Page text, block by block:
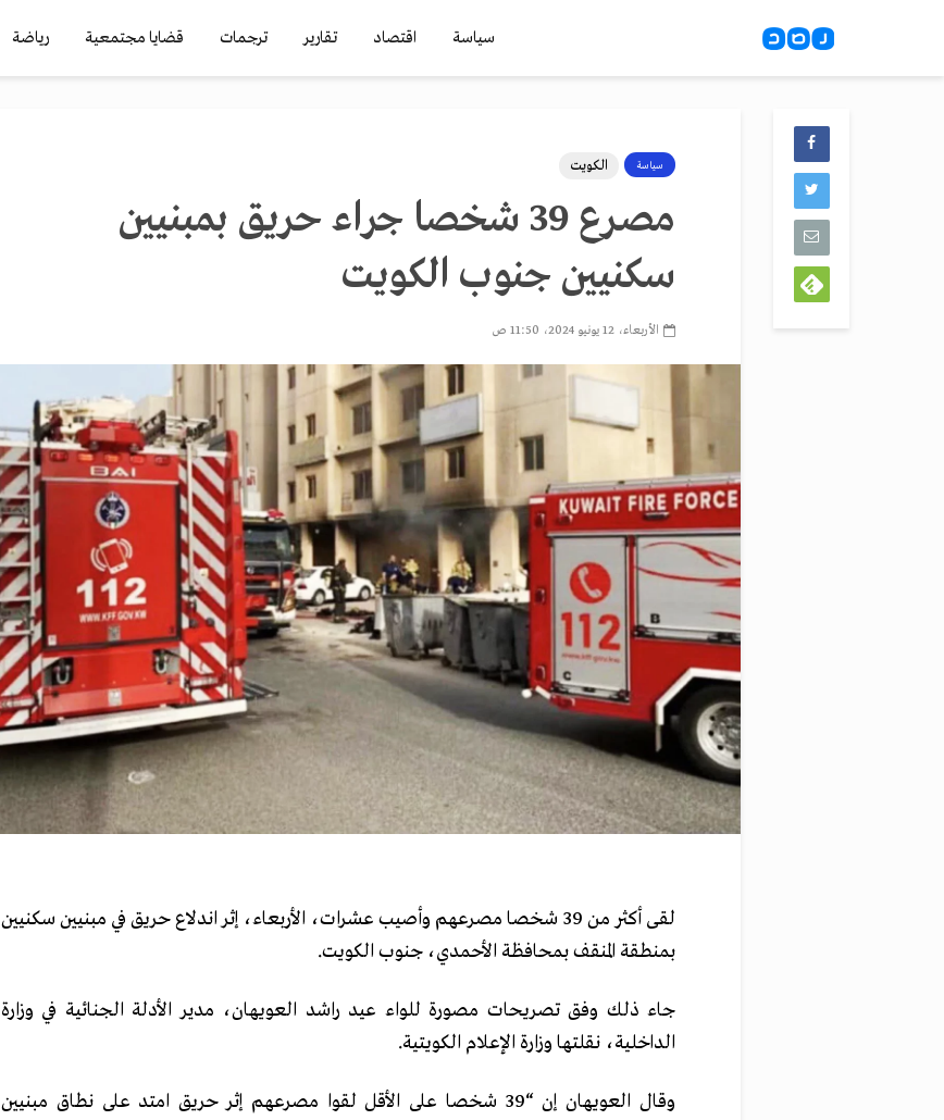
سياسة اقتصاد تقارير ترجمات قضايا مجتمعية رياضة
سياسة الكويت
مصرع 39 شخصا جراء حريق بمبنيين
سكنيين جنوب الكويت
الأربعاء، 12 يونيو 2024، 11:50 ص
لقى أكثر من 39 شخصا مصرعهم وأصيب عشرات، الأربعاء، إثر اندلاع حريق في مبنيين سكنيين
بمنطقة المنقف بمحافظة الأحمدي، جنوب الكويت.
جاء ذلك وفق تصريحات مصورة للواء عيد راشد العويهان، مدير الأدلة الجنائية في وزارة
الداخلية، نقلتها وزارة الإعلام الكويتية.
وقال العويهان إن “39 شخصا على الأقل لقوا مصرعهم إثر حريق امتد على نطاق مبنيين